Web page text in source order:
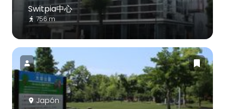
Switpia中心
756 m
Japón